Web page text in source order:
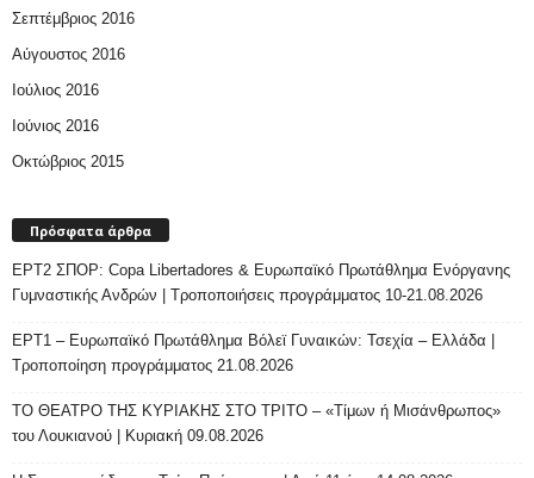
Σεπτέμβριος 2016
Αύγουστος 2016
Ιούλιος 2016
Ιούνιος 2016
Οκτώβριος 2015
Πρόσφατα άρθρα
ΕΡΤ2 ΣΠΟΡ: Copa Libertadores & Ευρωπαϊκό Πρωτάθλημα Ενόργανης
Γυμναστικής Ανδρών | Τροποποιήσεις προγράμματος 10-21.08.2026
ΕΡΤ1 – Ευρωπαϊκό Πρωτάθλημα Βόλεϊ Γυναικών: Τσεχία – Ελλάδα |
Τροποποίηση προγράμματος 21.08.2026
ΤΟ ΘΕΑΤΡΟ ΤΗΣ ΚΥΡΙΑΚΗΣ ΣΤΟ ΤΡΙΤΟ – «Τίμων ή Μισάνθρωπος»
του Λουκιανού | Κυριακή 09.08.2026